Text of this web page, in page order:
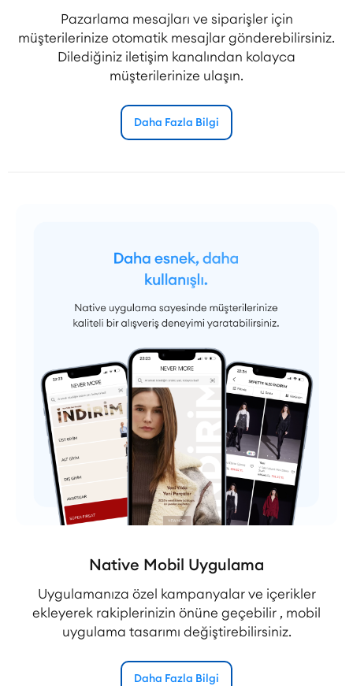
Pazarlama mesajları ve siparişler için
müşterilerinize otomatik mesajlar gönderebilirsiniz.
Dilediğiniz iletişim kanalından kolayca
müşterilerinize ulaşın.
Daha Fazla Bilgi
Native Mobil Uygulama
Uygulamanıza özel kampanyalar ve içerikler
ekleyerek rakiplerinizin önüne geçebilir , mobil
uygulama tasarımı değiştirebilirsiniz.
Daha Fazla Bilgi